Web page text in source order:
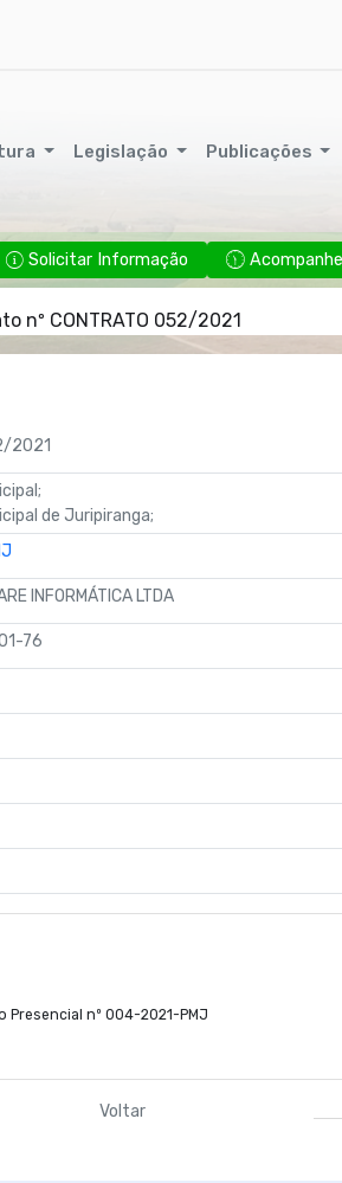
Legislação Publicações
Solicitar Informação
nº CONTRATO 052/2021
2021
de Juripiranga;
INFORMÁTICA LTDA
76
nº 004-2021-PMJ
Voltar